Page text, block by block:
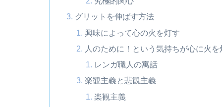
グリットを伸ばす方法
興味によって心の火を灯す
人のために！という気持ちが心に火を
レンガ職人の寓話
楽観主義と悲観主義
楽観主義